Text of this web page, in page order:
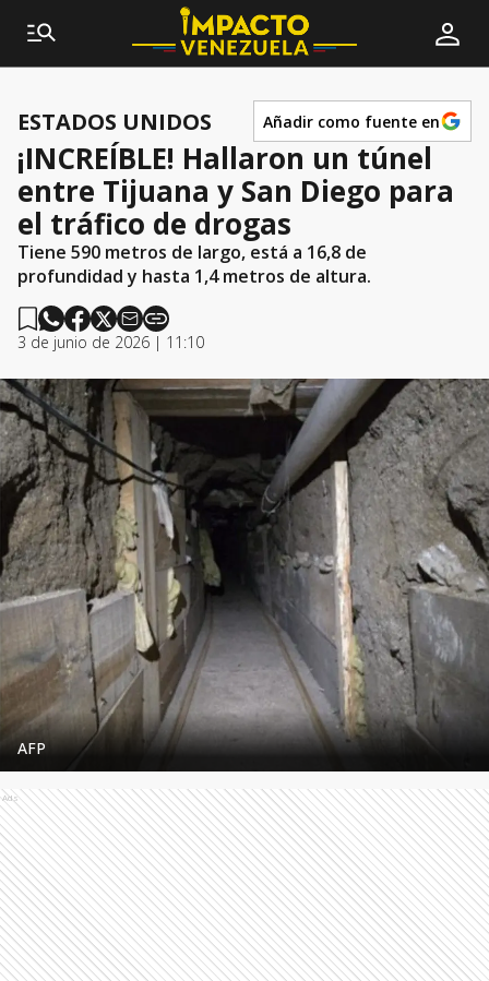
ESTADOS UNIDOS Añadir como fuente en
¡INCREÍBLE! Hallaron un túnel
entre Tijuana y San Diego para
el tráfico de drogas
Tiene 590 metros de largo, está a 16,8 de
profundidad y hasta 1,4 metros de altura.
3 de junio de 2026 | 11:10
AFP
Ads